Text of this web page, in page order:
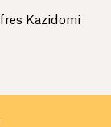
Kazidomi